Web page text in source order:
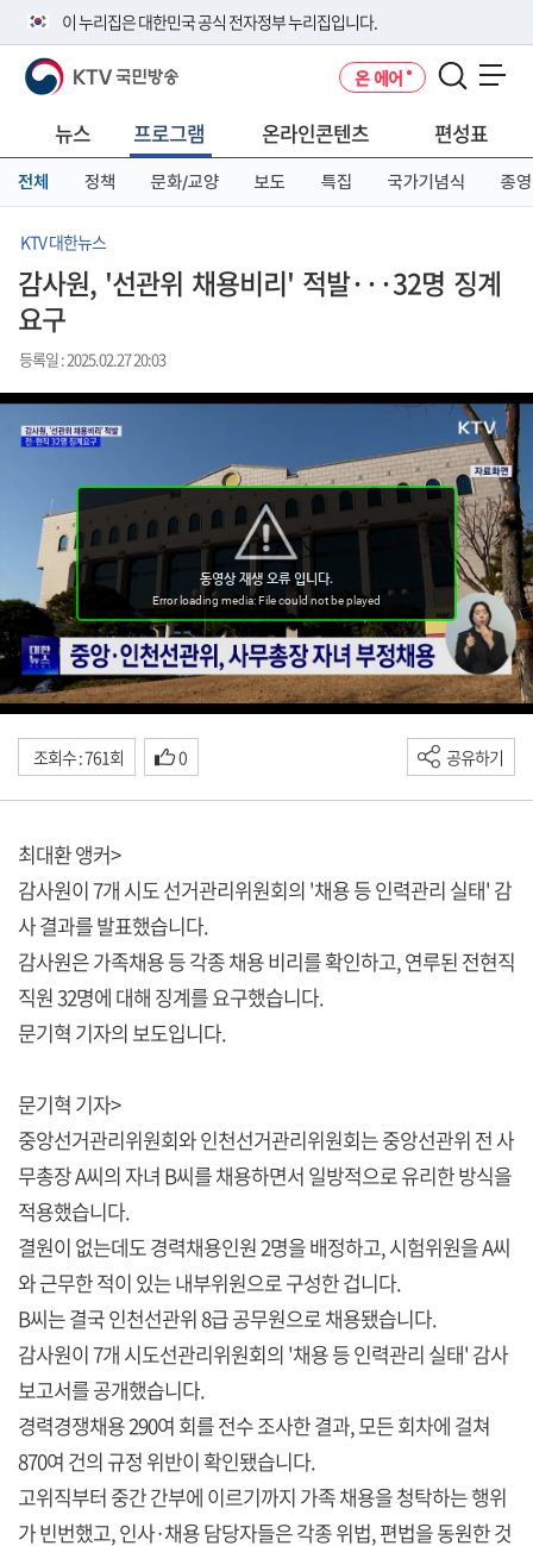
이 누리집은 대한민국 공식 전자정부 누리집입니다.
공식 누리집 주소 확인하기
니다.
이밖에 or.kr 또는 .kr등 다른 도메인 주소를 사용하고 있다면 아래 URL에
서 도메인 주소를 확인해 보세요
KTV 국민방송 온 에어
뉴스 프로그램 온라인콘텐츠 편성표
전체 정책 문화/교양 보도 특집 국가기념식 종영
KTV 대한뉴스
감사원, '선관위 채용비리' 적발···32명 징계
요구
등록일 : 2025.02.27 20:03
조회수 : 761회 0 공유하기
최대환 앵커>
감사원이 7개 시도 선거관리위원회의 '채용 등 인력관리 실태' 감
사 결과를 발표했습니다.
감사원은 가족채용 등 각종 채용 비리를 확인하고, 연루된 전현직
직원 32명에 대해 징계를 요구했습니다.
문기혁 기자의 보도입니다.
문기혁 기자>
중앙선거관리위원회와 인천선거관리위원회는 중앙선관위 전 사
무총장 A씨의 자녀 B씨를 채용하면서 일방적으로 유리한 방식을
적용했습니다.
결원이 없는데도 경력채용인원 2명을 배정하고, 시험위원을 A씨
와 근무한 적이 있는 내부위원으로 구성한 겁니다.
B씨는 결국 인천선관위 8급 공무원으로 채용됐습니다.
감사원이 7개 시도선관리위원회의 '채용 등 인력관리 실태' 감사
보고서를 공개했습니다.
경력경쟁채용 290여 회를 전수 조사한 결과, 모든 회차에 걸쳐
870여 건의 규정 위반이 확인됐습니다.
고위직부터 중간 간부에 이르기까지 가족 채용을 청탁하는 행위
가 빈번했고, 인사·채용 담당자들은 각종 위법, 편법을 동원한 것